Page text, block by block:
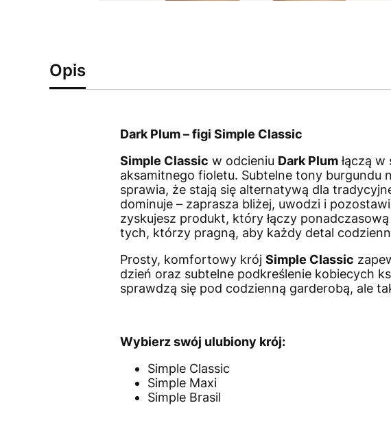
Opis
Dark Plum – figi Simple Classic
Simple Classic w odcieniu Dark Plumłączą w
aksamitnego fioletu. Subtelne tony
sprawia, że stają się alternatywą dla
dominuje – zaprasza bliżej, uwodzi i
zyskujesz produkt, który łączy
tych, którzy pragną, aby każdy detal
Prosty, komfortowy krój Simple Classic
dzień oraz subtelne podkreślenie kobiecych
sprawdzą się pod codzienną garderobą, ale
Wybierz swój ulubiony krój:
Simple Classic
Simple Maxi
Simple Brasil